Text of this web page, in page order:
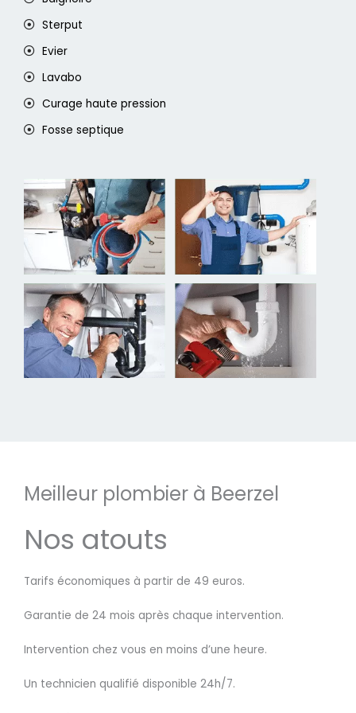
Sterput
Evier
Lavabo
Curage haute pression
Fosse septique
Meilleur plombier à Beerzel
Nos atouts
Tarifs économiques à partir de 49 euros.
Garantie de 24 mois après chaque intervention.
Intervention chez vous en moins d’une heure.
Un technicien qualifié disponible 24h/7.